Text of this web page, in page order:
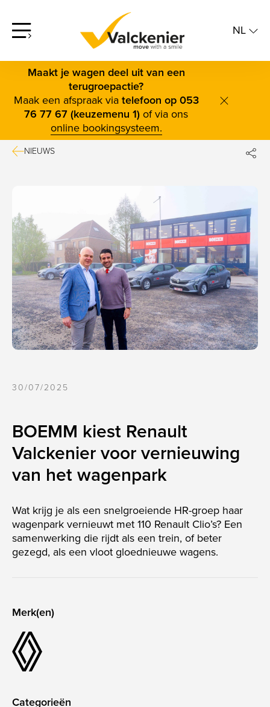
screenreader.open offcanvas menu
NL
Maakt je wagen deel uit van een
terugroepactie?
Maak een afspraak viatelefoon op 053
76 77 67 (keuzemenu 1)of via ons
online bookingsysteem.
NIEUWS
30/07/2025
BOEMM kiest Renault
Valckenier voor vernieuwing
van het wagenpark
Wat krijg je als een snelgroeiende HR-groep haar
wagenpark vernieuwt met 110 Renault Clio’s? Een
samenwerking die rijdt als een trein, of beter
gezegd, als een vloot gloednieuwe wagens.
Merk(en)
Categorieën